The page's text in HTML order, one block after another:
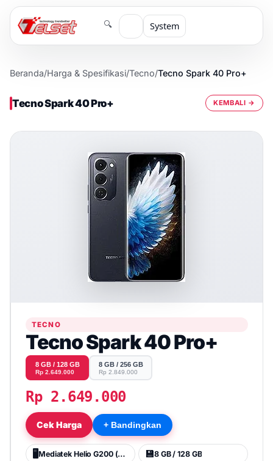
🔍 System
Beranda/Harga & Spesifikasi/Tecno/Tecno Spark 40 Pro+
Tecno Spark 40 Pro+ KEMBALI →
TECNO
Tecno Spark 40 Pro+
8 GB / 128 GB
Rp 2.649.000
8 GB / 256 GB
Rp 2.849.000
Rp 2.649.000
Cek Harga + Bandingkan
🖥️ Mediatek Helio G200 (6 nm) 💾8 GB / 128 GB